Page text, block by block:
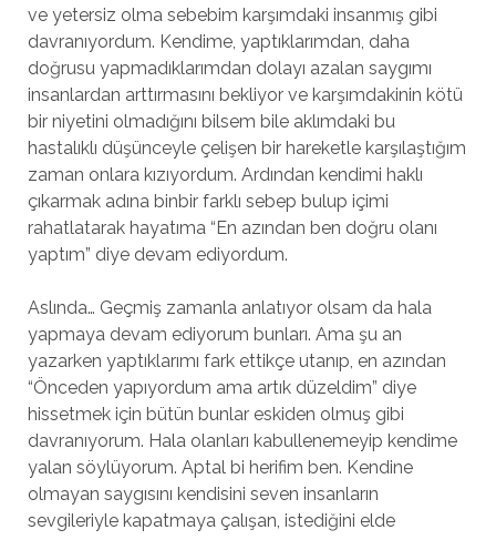
ve yetersiz olma sebebim karşımdaki insanmış gibi
davranıyordum. Kendime, yaptıklarımdan, daha
doğrusu yapmadıklarımdan dolayı azalan saygımı
insanlardan arttırmasını bekliyor ve karşımdakinin kötü
bir niyetini olmadığını bilsem bile aklımdaki bu
hastalıklı düşünceyle çelişen bir hareketle karşılaştığım
zaman onlara kızıyordum. Ardından kendimi haklı
çıkarmak adına binbir farklı sebep bulup içimi
rahatlatarak hayatıma “En azından ben doğru olanı
yaptım” diye devam ediyordum.
Aslında… Geçmiş zamanla anlatıyor olsam da hala
yapmaya devam ediyorum bunları. Ama şu an
yazarken yaptıklarımı fark ettikçe utanıp, en azından
“Önceden yapıyordum ama artık düzeldim” diye
hissetmek için bütün bunlar eskiden olmuş gibi
davranıyorum. Hala olanları kabullenemeyip kendime
yalan söylüyorum. Aptal bi herifim ben. Kendine
olmayan saygısını kendisini seven insanların
sevgileriyle kapatmaya çalışan, istediğini elde